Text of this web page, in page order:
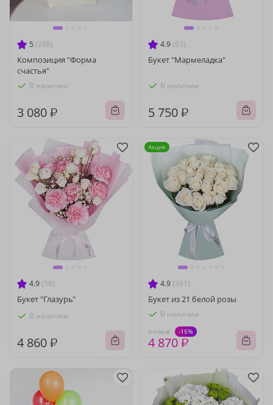
5 (288)
Композиция "Форма
счастья"
В наличии
3 080 ₽
4.9 (63)
Букет "Мармеладка"
В наличии
5 750 ₽
4.9 (58)
Букет "Глазурь"
В наличии
4 860 ₽
4.9 (361)
Букет из 21 белой розы
В наличии
5 730 ₽ -15%
4 870 ₽
Акция